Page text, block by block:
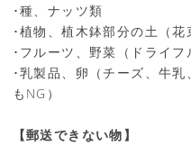
･種、ナッツ類
･植物、植木鉢部分の土（花
･フルーツ、野菜（ドライフ
･乳製品、卵（チーズ、牛
もNG）
【郵送できない物】